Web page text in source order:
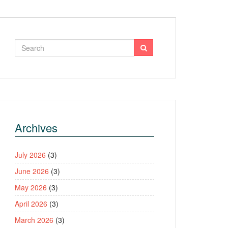
Archives
July 2026 (3)
June 2026 (3)
May 2026 (3)
April 2026 (3)
March 2026 (3)